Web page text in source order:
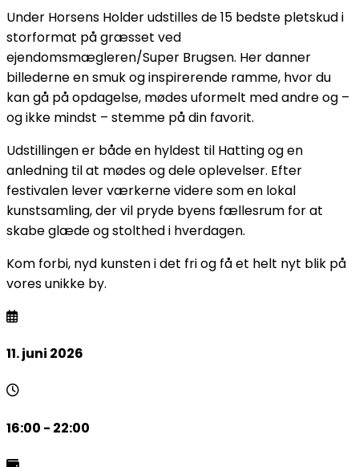
Under Horsens Holder udstilles de 15 bedste pletskud i
storformat på græsset ved
ejendomsmægleren/Super Brugsen. Her danner
billederne en smuk og inspirerende ramme, hvor du
kan gå på opdagelse, mødes uformelt med andre og –
og ikke mindst – stemme på din favorit.
Udstillingen er både en hyldest til Hatting og en
anledning til at mødes og dele oplevelser. Efter
festivalen lever værkerne videre som en lokal
kunstsamling, der vil pryde byens fællesrum for at
skabe glæde og stolthed i hverdagen.
Kom forbi, nyd kunsten i det fri og få et helt nyt blik på
vores unikke by.
11. juni 2026
16:00 - 22:00